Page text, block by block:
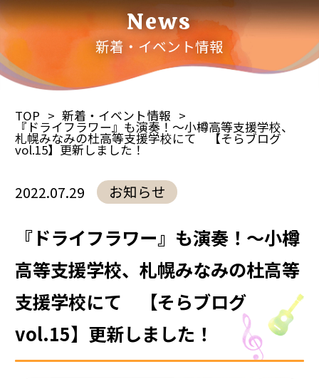
News
新着・イベント情報
TOP 新着・イベント情報
『ドライフラワー』も演奏！～小樽高等支援学校、
札幌みなみの杜高等支援学校にて 【そらブログ
vol.15】更新しました！
2022.07.29 お知らせ
『ドライフラワー』も演奏！～小樽
高等支援学校、札幌みなみの杜高等
支援学校にて 【そらブログ
vol.15】更新しました！